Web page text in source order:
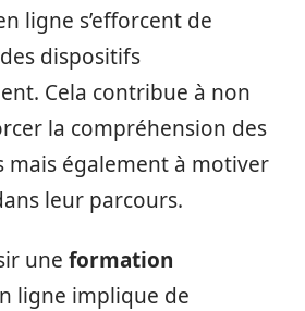
ligne s’efforcent de
dispositifs
Cela contribue à non
la compréhension des
mais également à motiver
leur parcours.
une formation
ligne implique de